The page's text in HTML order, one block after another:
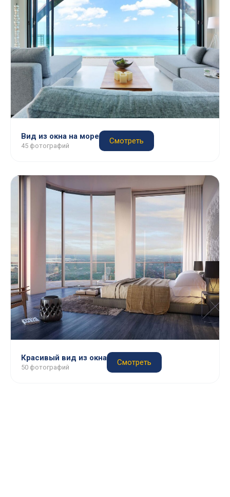
Вид из окна на море
45 фотографий
Смотреть
Красивый вид из окна
50 фотографий
Смотреть